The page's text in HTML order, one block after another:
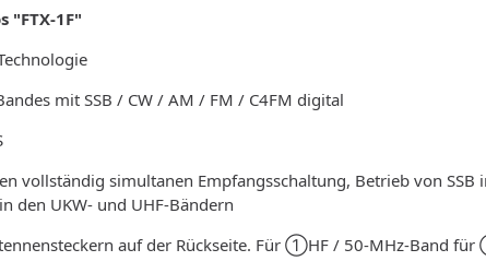
"FTX-1F"
mit SSB / CW / AM / FM / C4FM digital
vollständig simultanen Empfangsschaltung, Betrieb von
den UKW- und UHF-Bändern
auf der Rückseite. Für ①HF / 50-MHz-Band